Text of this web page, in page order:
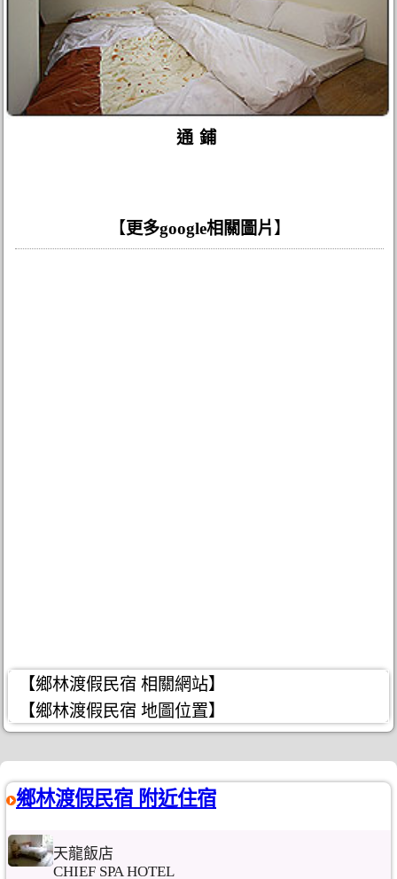
通鋪
【更多google相關圖片 】
【鄉林渡假民宿 相關網站】
【鄉林渡假民宿 地圖位置】
鄉林渡假民宿 附近住宿
天龍飯店
CHIEF SPA HOTEL